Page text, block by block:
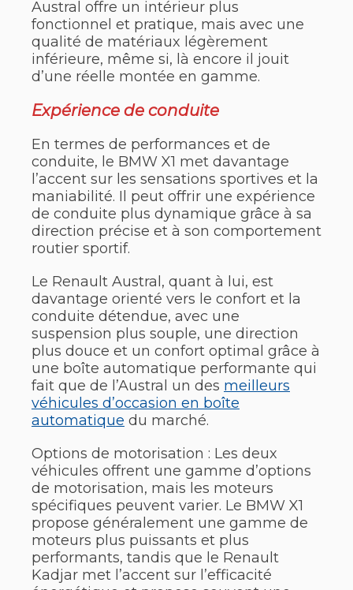
Austral offre un intérieur plus
fonctionnel et pratique, mais avec une
qualité de matériaux légèrement
inférieure, même si, là encore il jouit
d’une réelle montée en gamme.
Expérience de conduite
En termes de performances et de
conduite, le BMW X1 met davantage
l’accent sur les sensations sportives et la
maniabilité. Il peut offrir une expérience
de conduite plus dynamique grâce à sa
direction précise et à son comportement
routier sportif.
Le Renault Austral, quant à lui, est
davantage orienté vers le confort et la
conduite détendue, avec une
suspension plus souple, une direction
plus douce et un confort optimal grâce à
une boîte automatique performante qui
fait que de l’Austral un des meilleurs
véhicules d’occasion en boîte
automatique du marché.
Options de motorisation : Les deux
véhicules offrent une gamme d’options
de motorisation, mais les moteurs
spécifiques peuvent varier. Le BMW X1
propose généralement une gamme de
moteurs plus puissants et plus
performants, tandis que le Renault
Kadjar met l’accent sur l’efficacité